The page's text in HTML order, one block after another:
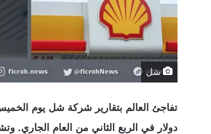
شل
تفاجئ العالم بتقارير شركة شل يوم